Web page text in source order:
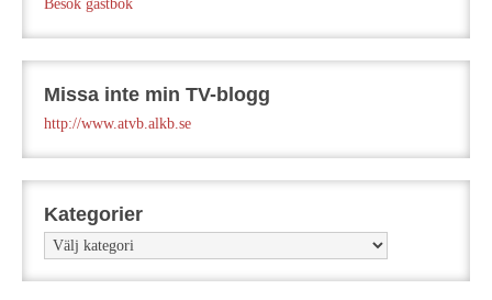
Besök gästbok
Missa inte min TV-blogg
http://www.atvb.alkb.se
Kategorier
Kategorier